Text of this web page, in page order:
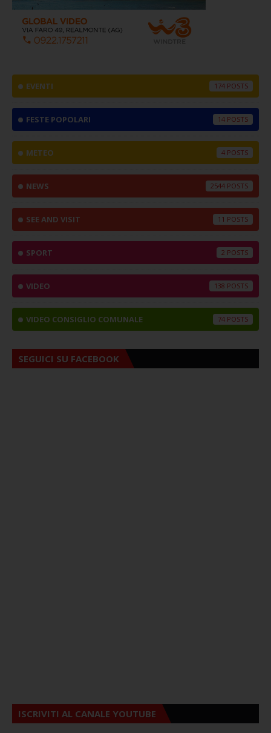
EVENTI 174
FESTE POPOLARI 14
METEO 4
NEWS 2544
SEE AND VISIT 11
SPORT 2
VIDEO 138
VIDEO CONSIGLIO COMUNALE 74
SEGUICI SU FACEBOOK
ISCRIVITI AL CANALE YOUTUBE